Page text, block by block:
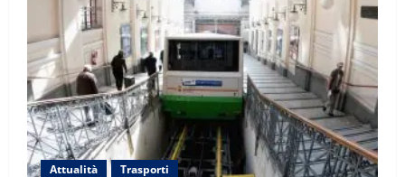
Attualità Trasporti